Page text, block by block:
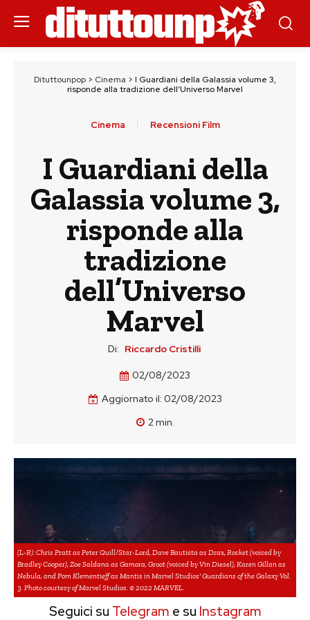
Dituttounpop > Cinema > I Guardiani della Galassia volume 3,
risponde alla tradizione dell’Universo Marvel
Cinema Recensioni Film
I Guardiani della
Galassia volume 3,
risponde alla
tradizione
dell’Universo
Marvel
Di: Riccardo Cristilli
02/08/2023
Aggiornato il: 02/08/2023
2min.
(L-R): Chris Pratt as Peter Quill/Star-Lord, Dave Bautista as Drax, Rocket (voiced by
Bradley Cooper), Zoe Saldana as Gamora, Groot (voiced by Vin Diesel), Karen Gillan as
Nebula, and Pom Klementieff as Mantis in Marvel Studios' Guardians of the Galaxy Vol.
3. Photo courtesy of Marvel Studios. © 2022 MARVEL.
Seguici su Telegram e su Instagram